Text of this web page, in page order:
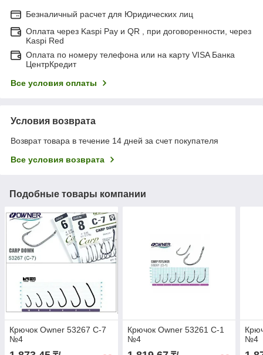
Безналичный расчет для Юридических лиц
Оплата через Kaspi Pay и QR , при договоренности, через
Kaspi Red
Оплата по номеру телефона или на карту VISA Банка
ЦентрКредит
Все условия оплаты
Условия возврата
Возврат товара в течение 14 дней за счет покупателя
Все условия возврата
Подобные товары компании
Крючок Owner 53267 С-7
№4
Крючок Owner 53261 С-1
№4
№4